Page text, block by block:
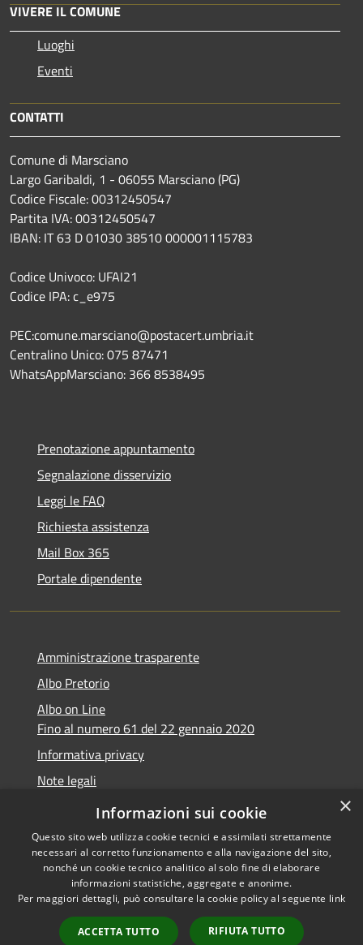
VIVERE IL COMUNE
Luoghi
Eventi
CONTATTI
Comune di Marsciano
Largo Garibaldi, 1 - 06055 Marsciano (PG)
Codice Fiscale: 00312450547
Partita IVA: 00312450547
IBAN: IT 63 D 01030 38510 000001115783
Codice Univoco: UFAI21
Codice IPA: c_e975
PEC:comune.marsciano@postacert.umbria.it
Centralino Unico: 075 87471
WhatsAppMarsciano: 366 8538495
Prenotazione appuntamento
Segnalazione disservizio
Leggi le FAQ
Richiesta assistenza
Mail Box 365
Portale dipendente
Amministrazione trasparente
Albo Pretorio
Albo on Line
Fino al numero 61 del 22 gennaio 2020
Informativa privacy
Note legali
Dichiarazione di accessibilità
Accessibilità
Copyright © 2026 • Comune di
Marsciano • Powered by
Municipium•
Accesso
×
Informazioni sui cookie
Questo sito web utilizza cookie tecnici e assimilati strettamente
necessari al corretto funzionamento e alla navigazione del sito,
nonché un cookie tecnico analitico al solo fine di elaborare
informazioni statistiche, aggregate e anonime.
Per maggiori dettagli, può consultare la cookie policy al seguente link
ACCETTA TUTTO RIFIUTA TUTTO